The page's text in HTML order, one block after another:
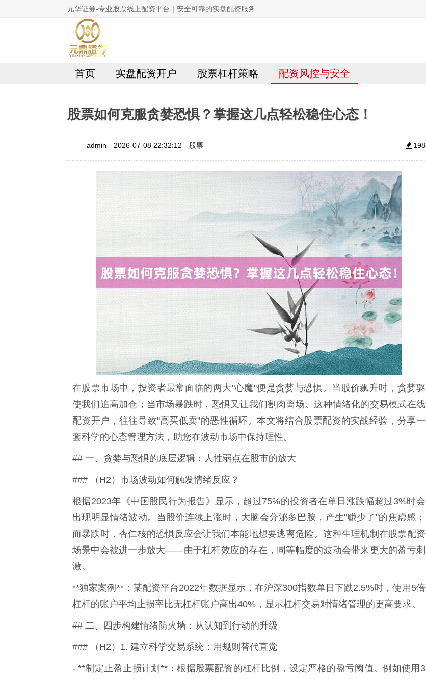
元华证券-专业股票线上配资平台｜安全可靠的实盘配资服务
首页 实盘配资开户 股票杠杆策略 配资风控与安全
股票如何克服贪婪恐惧？掌握这几点轻松稳住心态！
admin 2026-07-08 22:32:12 股票 198
在股票市场中，投资者最常面临的两大"心魔"便是贪婪与恐惧。当股价飙升时，贪婪驱
使我们追高加仓；当市场暴跌时，恐惧又让我们割肉离场。这种情绪化的交易模式在线
配资开户，往往导致"高买低卖"的恶性循环。本文将结合股票配资的实战经验，分享一
套科学的心态管理方法，助您在波动市场中保持理性。
## 一、贪婪与恐惧的底层逻辑：人性弱点在股市的放大
### （H2）市场波动如何触发情绪反应？
根据2023年《中国股民行为报告》显示，超过75%的投资者在单日涨跌幅超过3%时会
出现明显情绪波动。当股价连续上涨时，大脑会分泌多巴胺，产生"赚少了"的焦虑感；
而暴跌时，杏仁核的恐惧反应会让我们本能地想要逃离危险。这种生理机制在股票配资
场景中会被进一步放大——由于杠杆效应的存在，同等幅度的波动会带来更大的盈亏刺
激。
**独家案例**：某配资平台2022年数据显示，在沪深300指数单日下跌2.5%时，使用5倍
杠杆的账户平均止损率比无杠杆账户高出40%，显示杠杆交易对情绪管理的更高要求。
## 二、四步构建情绪防火墙：从认知到行动的升级
### （H2）1. 建立科学交易系统：用规则替代直觉
- **制定止盈止损计划**：根据股票配资的杠杆比例，设定严格的盈亏阈值。例如使用3